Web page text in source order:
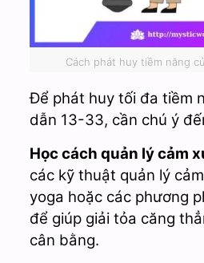
Cách phát huy tiềm năng
Để phát huy tối đa tiềm
dẫn 13-33, cần chú ý
Học cách quản lý cảm
các kỹ thuật quản lý
yoga hoặc các phương
để giúp giải tỏa căng
cân bằng.